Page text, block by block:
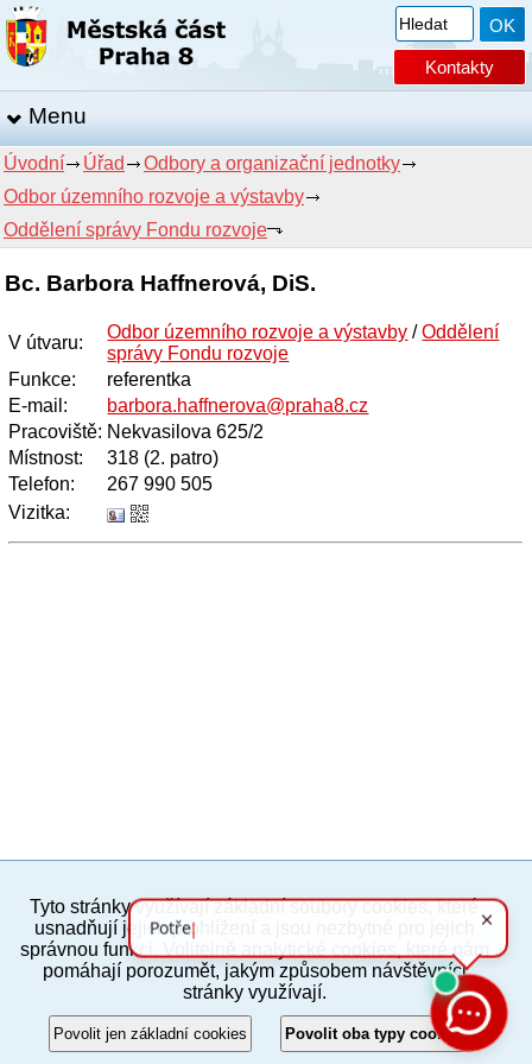
Kontakty
Menu
Úvodní Úřad
Odbory a organizační jednotky
Odbor územního rozvoje a výstavby
Oddělení správy Fondu rozvoje
Bc. Barbora Haffnerová, DiS.
V útvaru:
Odbor územního rozvoje a výstavby /Oddělení
správy Fondu rozvoje
Funkce:
referentka
E-mail :
barbora.haffnerova@praha8.cz
Pracoviště: Nekvasilova 625/2
Místnost:
318 (2. patro)
Telefon:
267 990 505
Vizitka:
ENG
Povinné a praktické informace
© 2012–2019 MČ Praha 8
Tyto stránky využívají základní soubory cookies, které
usnadňují jejich prohlížení a jsou nezbytné pro jejich
správnou funkci. Volitelně analytické cookies, které nám
pomáhají porozumět, jakým způsobem návštěvníci
stránky využívají.
Povolit jen základní cookies Povolit oba typy cookies